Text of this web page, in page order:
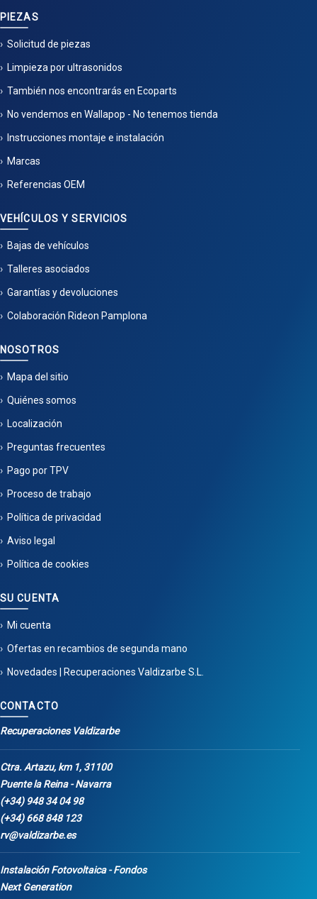
PIEZAS
Solicitud de piezas
Limpieza por ultrasonidos
También nos encontrarás en Ecoparts
No vendemos en Wallapop - No tenemos tienda
Instrucciones montaje e instalación
Marcas
Referencias OEM
VEHÍCULOS Y SERVICIOS
Bajas de vehículos
Talleres asociados
Garantías y devoluciones
Colaboración Rideon Pamplona
NOSOTROS
Mapa del sitio
Quiénes somos
Localización
Preguntas frecuentes
Pago por TPV
Proceso de trabajo
Política de privacidad
Aviso legal
Política de cookies
SU CUENTA
Mi cuenta
Ofertas en recambios de segunda mano
Novedades | Recuperaciones Valdizarbe S.L.
CONTACTO
Recuperaciones Valdizarbe
Ctra. Artazu, km 1, 31100
Puente la Reina - Navarra
(+34) 948 34 04 98
(+34) 668 848 123
rv@valdizarbe.es
Instalación Fotovoltaica - Fondos
Next Generation